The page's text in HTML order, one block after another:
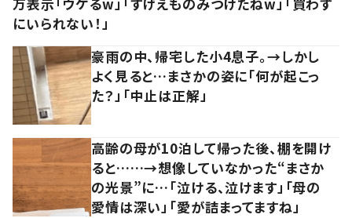
にいられない！」
豪雨の中、帰宅した小4息子。→しかし
よく見ると…まさかの姿に「何が起こっ
た？」「中止は正解」
高齢の母が10泊して帰った後、棚を開け
ると……→想像していなかった“まさか
の光景”に…「泣ける、泣けます」「母の
愛情は深い」「愛が詰まってますね」